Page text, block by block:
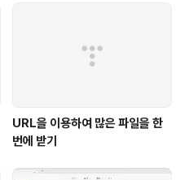
URL을 이용하여 많은 파일을 한
번에 받기